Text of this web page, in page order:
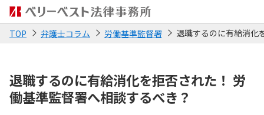
TOP 弁護士コラム 労働基準監督署 退職するのに有給消化
退職するのに有給消化を拒否された！ 労
働基準監督署へ相談するべき？